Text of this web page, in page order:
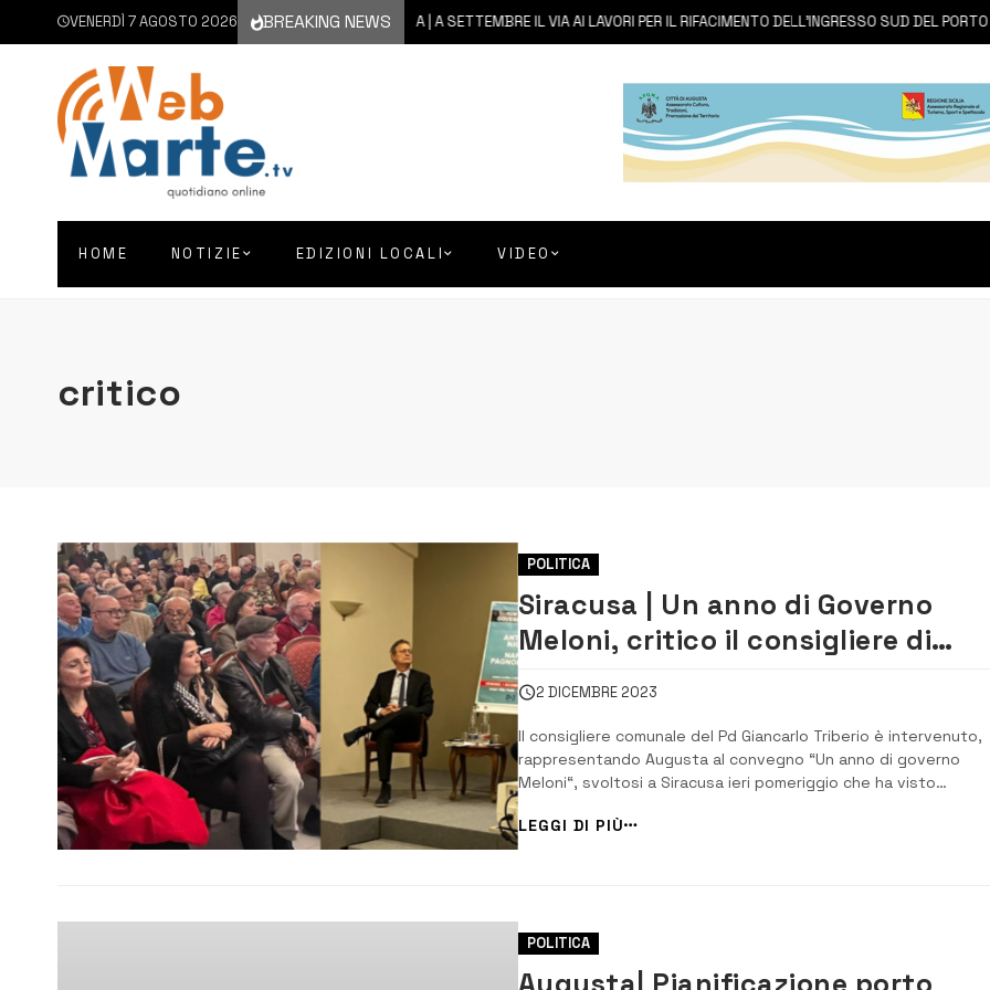
VENERDÌ 7 AGOSTO 2026 BREAKING NEWS
6 AGOSTO 2026 CATANIA | A SETTEMBRE IL VIA AI LAVORI PER IL RIFACIMENTO DELL’INGRESSO SUD DEL PORTO
HOME NOTIZIE EDIZIONI LOCALI VIDEO
critico
POLITICA
Siracusa | Un anno di Governo
Meloni, critico il consigliere di
Augusta Triberio
2 DICEMBRE 2023
Il consigliere comunale del Pd Giancarlo Triberio è intervenuto,
rappresentando Augusta al convegno “Un anno di governo
Meloni“, svoltosi a Siracusa ieri pomeriggio che ha visto
protagonista il senatore del Partito democratico Antonio
Tra i vari problemi sollevati che toccano l’Italia in generale il
consigliere augustano ha posto l’acc...
LEGGI DI PIÙ
POLITICA